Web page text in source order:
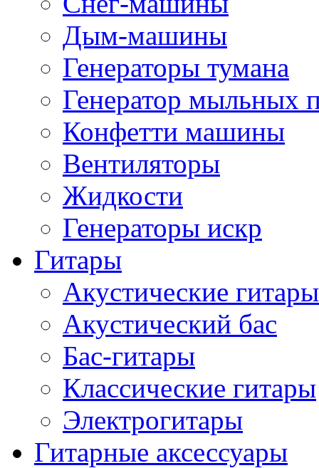
Дым-машины
Генераторы тумана
Генератор мыльных
Конфетти машины
Вентиляторы
Жидкости
Генераторы искр
Гитары
Акустические гитары
Акустический бас
Бас-гитары
Классические гитары
Электрогитары
Гитарные аксессуары